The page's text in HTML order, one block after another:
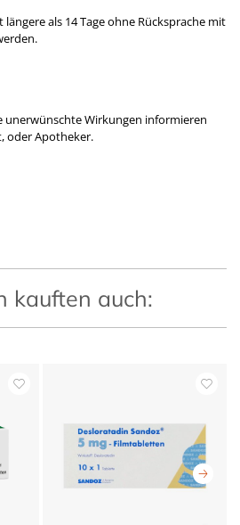
als 14 Tage ohne Rücksprache mit
unerwünschte Wirkungen informieren
oder Apotheker.
kauften auch: